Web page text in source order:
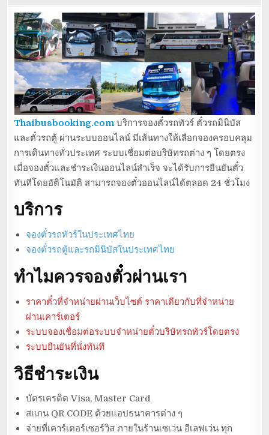
Thaibusbooking.com บริการจองตั๋วรถทัวร์ ตั๋วรถมินิบัส
และตั๋วรถตู้ ผ่านระบบออนไลน์ มีเส้นทางให้เลือกจองครอบคลุม
การเดินทางทั่วประเทศ ระบบเชื่อมต่อบริษัทรถต่าง ๆ โดยตรง
เมื่อจองตั๋วและชำระเงินออนไลน์สำเร็จ จะได้รับการยืนยันตั๋ว
ทันทีโดยอัติโนมัติ สามารถจองตั๋วออนไลน์ได้ตลอด 24 ชั่วโมง
บริการ
จองตั๋วรถทัวร์ในประเทศไทย
จองตั๋วรถตู้และรถมินิบัสในประเทศไทย
ทำไมควรจองตั๋วผ่านเรา
ราคาตั๋วที่จำหน่ายผ่านเว็บไซต์ ราคาเดียวกับที่จำหน่าย
ผ่านเคาร์เตอร์
ระบบจองเชื่อมต่อระบบจำหน่ายตั๋วบริษัทรถทัวร์โดยตรง
ระบบยืนยันที่นั่งทันที
วิธีชำระเงิน
บัตรเครดิต Visa, Master Card
สแกน QR CODE ด้วยแอปธนาคารต่าง ๆ
จ่ายที่เคาร์เตอร์เซอร์วิส ภายในร้านเซเว่น อีเลฟเว่น ทุก